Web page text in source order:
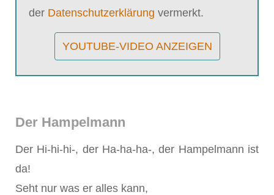
der Datenschutzerklärung vermerkt.
YOUTUBE-VIDEO ANZEIGEN
Der Hampelmann
Der Hi-hi-hi-, der Ha-ha-ha-, der Hampelmann ist
da!
Seht nur was er alles kann,